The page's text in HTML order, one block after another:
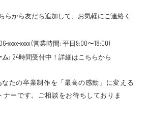
らから友だち追加して、お気軽にご連絡く
06-xxxx-xxxx (営業時間: 平日9:00〜18:00)
ム: 24時間受付中！詳細はこちらから
なたの卒業制作を「最高の感動」に変える
ナーです。ご相談をお待ちしておりま